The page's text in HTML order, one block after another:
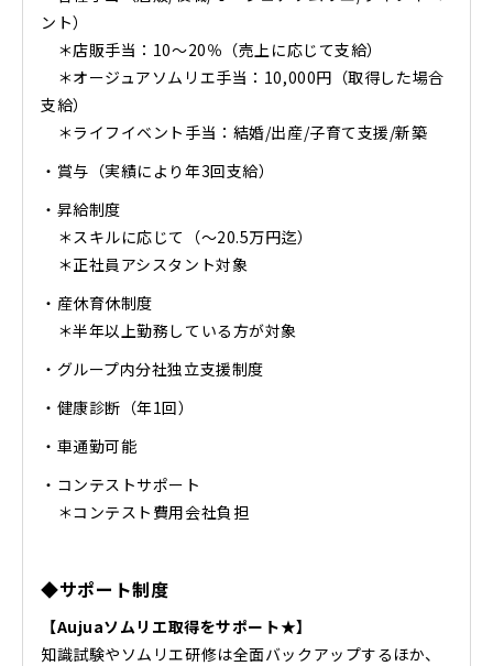
ント）
＊店販手当：10〜20％（売上に応じて支給）
＊オージュアソムリエ手当：10,000円（取得した場合
支給）
＊ライフイベント手当：結婚/出産/子育て支援/新築
・賞与（実績により年3回支給）
・昇給制度
＊スキルに応じて（〜20.5万円迄）
＊正社員アシスタント対象
・産休育休制度
＊半年以上勤務している方が対象
・グループ内分社独立支援制度
・健康診断（年1回）
・車通勤可能
・コンテストサポート
＊コンテスト費用会社負担
◆サポート制度
【Aujuaソムリエ取得をサポート★】
知識試験やソムリエ研修は全面バックアップするほか、